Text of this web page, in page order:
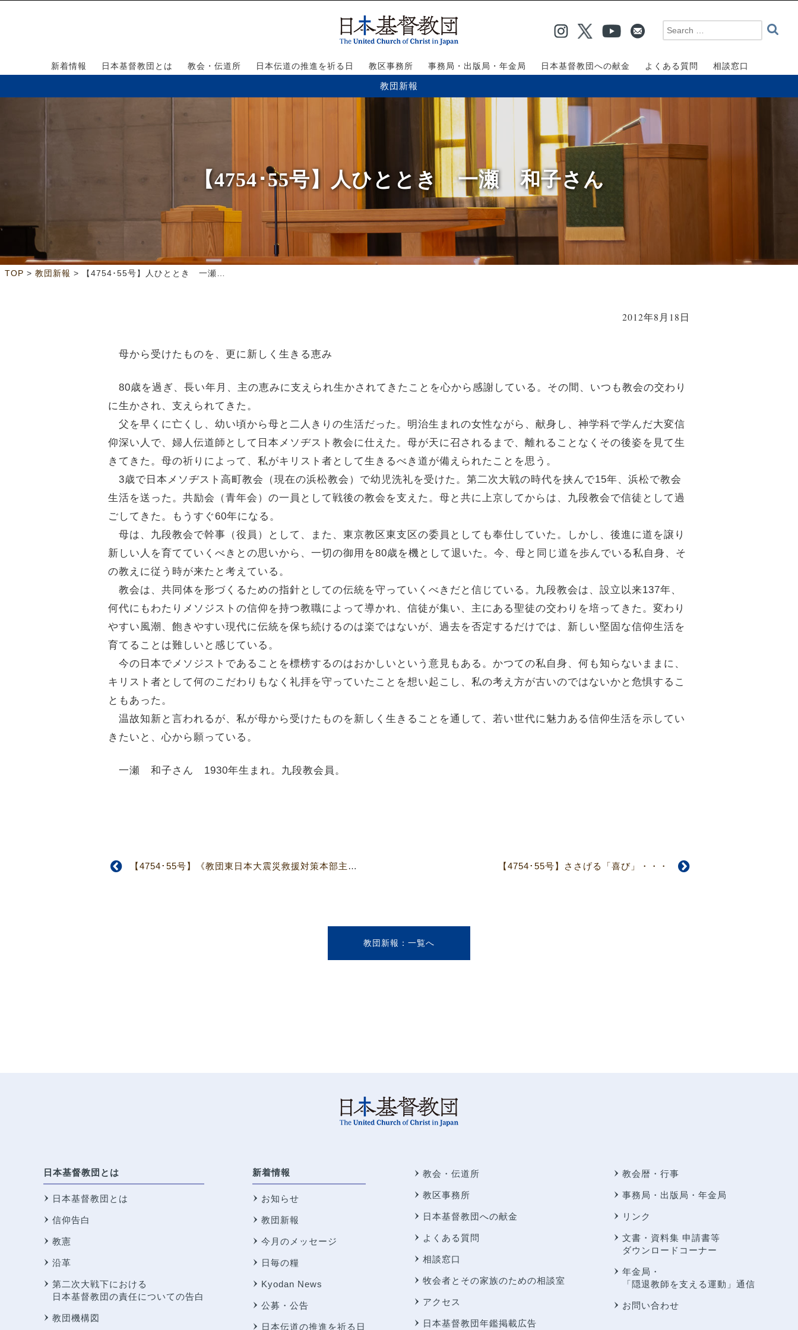
新着情報 日本基督教団とは 教会・伝道所 日本伝道の推進を祈る日 教区事務所 事務局・出版局・年金局 日本基督教団への献金 よくある質問 相談窓口
教団新報
【4754･55号】人ひととき 一瀬 和子さん
TOP > 教団新報 > 【4754･55号】人ひととき 一瀬 和子さん
2012年8月18日
母から受けたものを、更に新しく生きる恵み
80歳を過ぎ、長い年月、主の恵みに支えられ生かされてきたことを心から感謝している。その間、いつも教会の交わり
に生かされ、支えられてきた。
父を早くに亡くし、幼い頃から母と二人きりの生活だった。明治生まれの女性ながら、献身し、神学科で学んだ大変信
仰深い人で、婦人伝道師として日本メソヂスト教会に仕えた。母が天に召されるまで、離れることなくその後姿を見て生
きてきた。母の祈りによって、私がキリスト者として生きるべき道が備えられたことを思う。
3歳で日本メソヂスト高町教会（現在の浜松教会）で幼児洗礼を受けた。第二次大戦の時代を挟んで15年、浜松で教会
生活を送った。共励会（青年会）の一員として戦後の教会を支えた。母と共に上京してからは、九段教会で信徒として過
ごしてきた。もうすぐ60年になる。
母は、九段教会で幹事（役員）として、また、東京教区東支区の委員としても奉仕していた。しかし、後進に道を譲り
新しい人を育てていくべきとの思いから、一切の御用を80歳を機として退いた。今、母と同じ道を歩んでいる私自身、そ
の教えに従う時が来たと考えている。
教会は、共同体を形づくるための指針としての伝統を守っていくべきだと信じている。九段教会は、設立以来137年、
何代にもわたりメソジストの信仰を持つ教職によって導かれ、信徒が集い、主にある聖徒の交わりを培ってきた。変わり
やすい風潮、飽きやすい現代に伝統を保ち続けるのは楽ではないが、過去を否定するだけでは、新しい堅固な信仰生活を
育てることは難しいと感じている。
今の日本でメソジストであることを標榜するのはおかしいという意見もある。かつての私自身、何も知らないままに、
キリスト者として何のこだわりもなく礼拝を守っていたことを想い起こし、私の考え方が古いのではないかと危惧するこ
ともあった。
温故知新と言われるが、私が母から受けたものを新しく生きることを通して、若い世代に魅力ある信仰生活を示してい
きたいと、心から願っている。
一瀬 和子さん 1930年生まれ。九段教会員。
【4754･55号】《教団東日本大震災救援対策本部主催》 北海道報告会 【4754･55号】ささげる「喜び」・・・
教団新報
日本基督教団とは
日本基督教団とは
信仰告白
教憲
沿革
第二次大戦下における
日本基督教団の責任についての告白
教団機構図
新着情報
お知らせ
教団新報
今月のメッセージ
日毎の糧
Kyodan News
公募・公告
日本伝道の推進を祈る日
教会・伝道所
教区事務所
日本基督教団への献金
よくある質問
相談窓口
牧会者とその家族のための相談室
アクセス
日本基督教団年鑑掲載広告
教会暦・行事
事務局・出版局・年金局
リンク
文書・資料集 申請書等
ダウンロードコーナー
年金局・
「隠退教師を支える運動」通信
お問い合わせ